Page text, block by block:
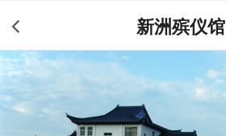
新洲殡仪馆